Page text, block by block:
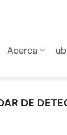
Acerca
DE